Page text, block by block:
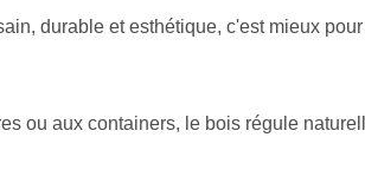
durable et esthétique, c'est mieux
ou aux containers, le bois régule